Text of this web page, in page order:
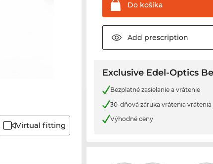
Virtual fitting
Do košíka
Add prescription
Exclusive Edel-Optics
Bezplatné zasielanie a vrátenie
30-dňová záruka vrátenia vrátenia
Výhodné ceny